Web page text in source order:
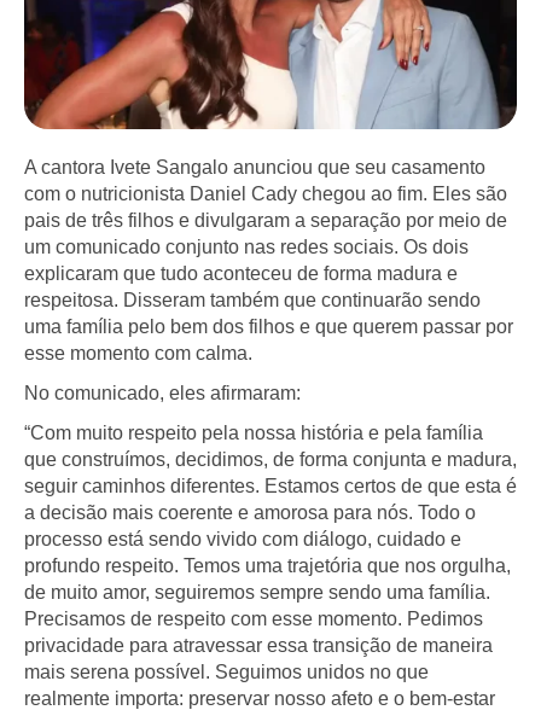
A cantora Ivete Sangalo anunciou que seu casamento
com o nutricionista Daniel Cady chegou ao fim. Eles são
pais de três filhos e divulgaram a separação por meio de
um comunicado conjunto nas redes sociais. Os dois
explicaram que tudo aconteceu de forma madura e
respeitosa. Disseram também que continuarão sendo
uma família pelo bem dos filhos e que querem passar por
esse momento com calma.
No comunicado, eles afirmaram:
“Com muito respeito pela nossa história e pela família
que construímos, decidimos, de forma conjunta e madura,
seguir caminhos diferentes. Estamos certos de que esta é
a decisão mais coerente e amorosa para nós. Todo o
processo está sendo vivido com diálogo, cuidado e
profundo respeito. Temos uma trajetória que nos orgulha,
de muito amor, seguiremos sempre sendo uma família.
Precisamos de respeito com esse momento. Pedimos
privacidade para atravessar essa transição de maneira
mais serena possível. Seguimos unidos no que
realmente importa: preservar nosso afeto e o bem-estar